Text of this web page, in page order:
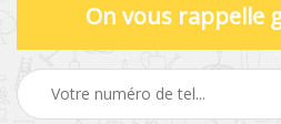
On vous rappelle